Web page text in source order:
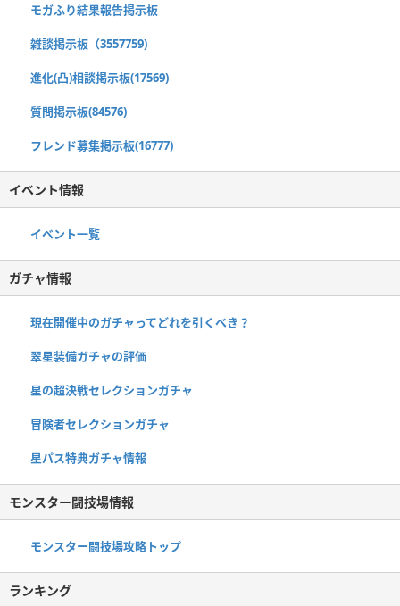
モガふり結果報告掲示板
雑談掲示板（3557759)
進化(凸)相談掲示板(17569)
質問掲示板(84576)
フレンド募集掲示板(16777)
イベント情報
イベント一覧
ガチャ情報
現在開催中のガチャってどれを引くべき？
翠星装備ガチャの評価
星の超決戦セレクションガチャ
冒険者セレクションガチャ
星パス特典ガチャ情報
モンスター闘技場情報
モンスター闘技場攻略トップ
ランキング